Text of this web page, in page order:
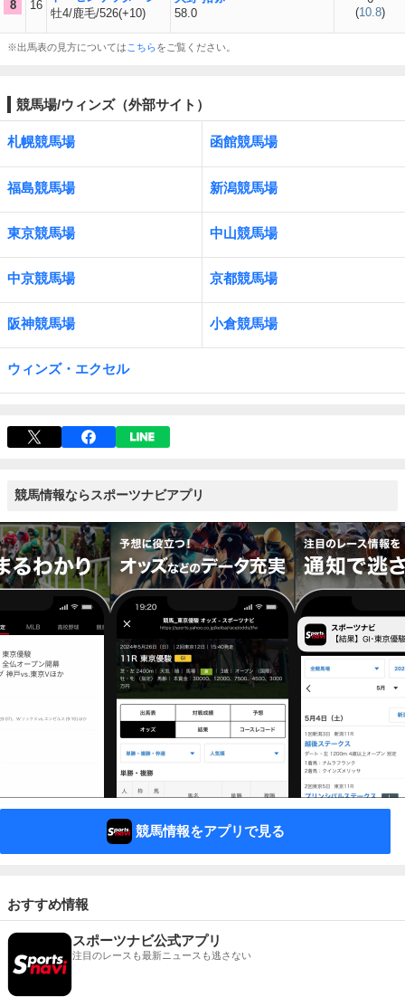
8 16
牡4/鹿毛/526(+10)
58.0
(10.8)
※出馬表の見方については こちらをご覧ください。
競馬場/ウィンズ（外部サイト）
札幌競馬場 函館競馬場
福島競馬場 新潟競馬場
東京競馬場 中山競馬場
中京競馬場 京都競馬場
阪神競馬場 小倉競馬場
ウィンズ・エクセル
競馬情報ならスポーツナビアプリ
競馬情報をアプリで見る
おすすめ情報
スポーツナビ公式アプリ
注目のレースも最新ニュースも逃さない